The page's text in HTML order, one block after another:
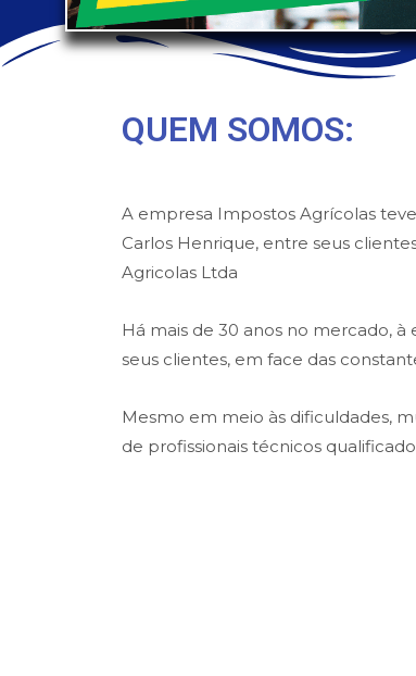
QUEM SOMOS:
A empresa Impostos Agrícolas
Carlos Henrique, entre seus
Agricolas Ltda
Há mais de 30 anos no mercado,
seus clientes, em face das
Mesmo em meio às dificuldades,
de profissionais técnicos